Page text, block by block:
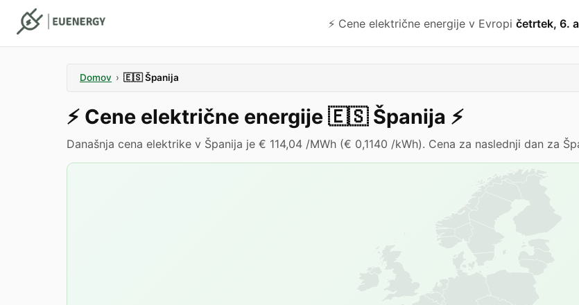
⚡️ Cene električne energije v Evropi četrtek, 6.
Domov › 🇪🇸Španija
⚡️ Cene električne energije 🇪🇸 Španija ⚡️
Današnja cena elektrike v Španija je € 114,04 /MWh (€ 0,1140 /kWh). Cena za naslednji dan za